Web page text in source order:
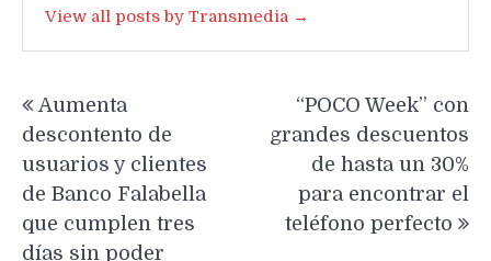
View all posts by Transmedia →
de
entradas
Aumenta
descontento de
usuarios y clientes
de Banco Falabella
que cumplen tres
días sin poder
“POCO Week” con
grandes descuentos
de hasta un 30%
para encontrar el
teléfono perfecto